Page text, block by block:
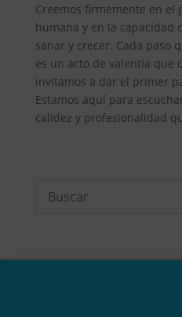
Creemos firmemente en el
humana y en la capacidad
sanar y crecer. Cada paso
es un acto de valentía que
invitamos a dar el primer
Estamos aquí para
calidez y profesionalidad